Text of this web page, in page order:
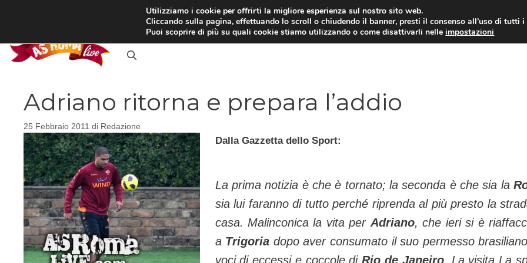
RASSEGNA STAMPA INTERVISTE CALCIOMERCATO CAMPIONATO
Adriano ritorna e prepara l’addio
25 Febbraio 2011 di Redazione
Dalla Gazzetta dello Sport:
La prima notizia è che è tornato; la seconda è che sia la
sia lui faranno di tutto perché riprenda al più presto la
casa. Malinconica la vita per Adriano, che ieri si è
a Trigoria dopo aver consumato il suo permesso
voci di eccessi e coccole diRio de Janeiro. La visita La
Utilizziamo i cookie per offrirti la migliore esperienza sul nostro sito web.
Cliccando sulla pagina, effettuando lo scroll o chiudendo il banner, presti il consenso all’uso di tutti i
Puoi scoprire di più su quali cookie stiamo utilizzando o come disattivarli nelleimpostazioni